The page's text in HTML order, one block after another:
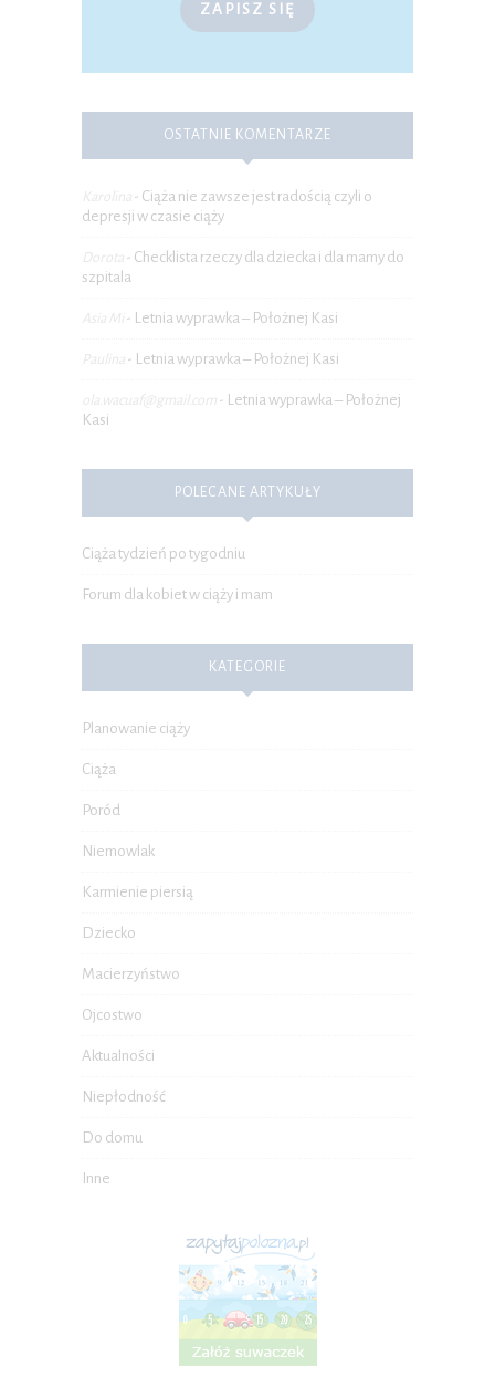
ZAPISZ SIĘ
OSTATNIE KOMENTARZE
Karolina - Ciąża nie zawsze jest radością czyli o
depresji w czasie ciąży
Dorota - Checklista rzeczy dla dziecka i dla mamy do
szpitala
Asia Mi - Letnia wyprawka – Położnej Kasi
Paulina - Letnia wyprawka – Położnej Kasi
ola.wacuaf@gmail.com - Letnia wyprawka – Położnej
Kasi
POLECANE ARTYKUŁY
Ciąża tydzień po tygodniu
Forum dla kobiet w ciąży i mam
KATEGORIE
Planowanie ciąży
Ciąża
Poród
Niemowlak
Karmienie piersią
Dziecko
Macierzyństwo
Ojcostwo
Aktualności
Niepłodność
Do domu
Inne